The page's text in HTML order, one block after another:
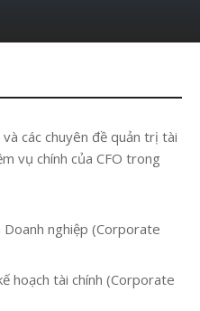
các chuyên đề quản trị tài
vụ chính của CFO trong
nghiệp (Corporate
hoạch tài chính (Corporate